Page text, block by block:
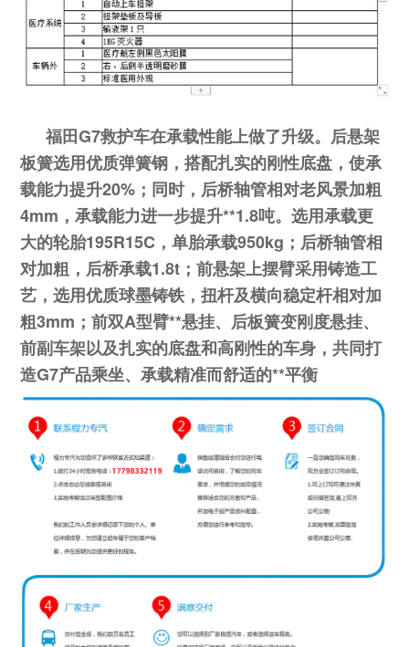
福田G7救护车在承载性能上做了升级。后悬架
板簧选用优质弹簧钢，搭配扎实的刚性底盘，使承
载能力提升20%；同时，后桥轴管相对老风景加粗
4mm，承载能力进一步提升**1.8吨。选用承载更
大的轮胎195R15C，单胎承载950kg；后桥轴管相
对加粗，后桥承载1.8t；前悬架上摆臂采用铸造工
艺，选用优质球墨铸铁，扭杆及横向稳定杆相对加
粗3mm；前双A型臂**悬挂、后板簧变刚度悬挂、
前副车架以及扎实的底盘和高刚性的车身，共同打
造G7产品乘坐、承载精准而舒适的**平衡